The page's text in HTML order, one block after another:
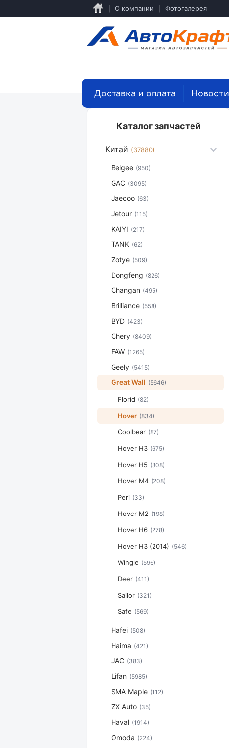
основному
О компании Фотогалерея
Доставка и оплата Новости
Каталог запчастей
Китай (37880)
Belgee (950)
GAC (3095)
Jaecoo (63)
Jetour (115)
KAIYI (217)
TANK (62)
Zotye (509)
Dongfeng (826)
Changan (495)
Brilliance (558)
BYD (423)
Chery (8409)
FAW (1265)
Geely (5415)
Great Wall (5646)
Florid (82)
Hover (834)
Coolbear (87)
Hover H3 (675)
Hover H5 (808)
Hover M4 (208)
Peri (33)
Hover M2 (198)
Hover H6 (278)
Hover H3 (2014) (546)
Wingle (596)
Deer (411)
Sailor (321)
Safe (569)
Hafei (508)
Haima (421)
JAC (383)
Lifan (5985)
SMA Maple (112)
ZX Auto (35)
Haval (1914)
Omoda (224)